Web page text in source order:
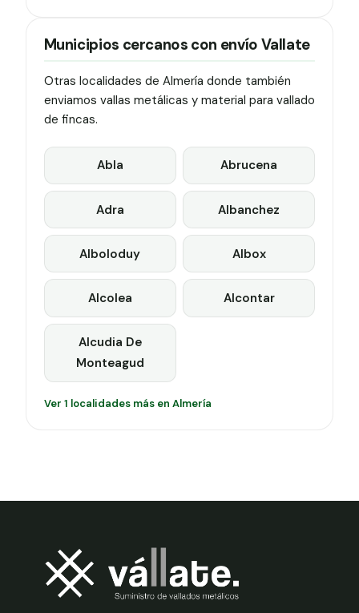
Municipios cercanos con envío Vallate
Otras localidades de Almería donde también
enviamos vallas metálicas y material para vallado
de fincas.
Abla Abrucena
Adra Albanchez
Alboloduy Albox
Alcolea Alcontar
Alcudia De
Monteagud
Ver 1 localidades más en Almería